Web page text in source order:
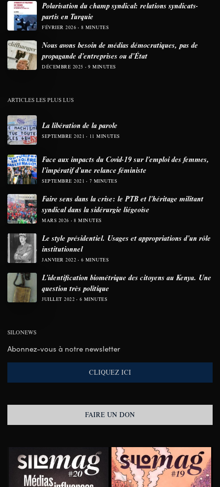
Polarisation du champ syndical: relations syndicats-
partis en Turquie
FÉVRIER 2026 8 MINUTES
Nous avons besoin de médias démocratiques, pas de
propagande d’entreprises ou d’État
DÉCEMBRE 2025 9 MINUTES
ARTICLES LES PLUS LUS
La libération de la parole
SEPTEMBRE 2021 11 MINUTES
Face aux impacts du Covid-19 sur l’emploi des femmes,
l’impératif d’une relance féministe
SEPTEMBRE 2021 7 MINUTES
Faire sens dans la crise: le PTB et l’héritage militant
syndical dans la sidérurgie liégeoise
MARS 2026 8 MINUTES
Le style présidentiel. Usages et appropriations d’un rôle
institutionnel
JANVIER 2022 6 MINUTES
L’identification biométrique des citoyens au Kenya. Une
question très politique
JUILLET 2022 6 MINUTES
SILONEWS
Abonnez-vous à notre newsletter
CLIQUEZ ICI
FAIRE UN DON